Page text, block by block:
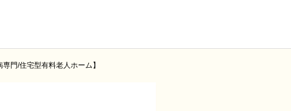
門/住宅型有料老人ホーム】